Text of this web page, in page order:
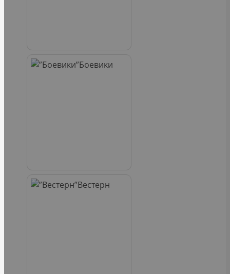
Боевики
Вестерн